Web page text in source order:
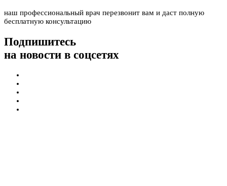
наш профессиональный врач перезвонит вам и даст полную
бесплатную консультацию
Подпишитесь
на новости в соцсетях